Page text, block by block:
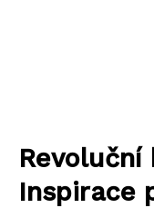
Revoluční
Inspirace